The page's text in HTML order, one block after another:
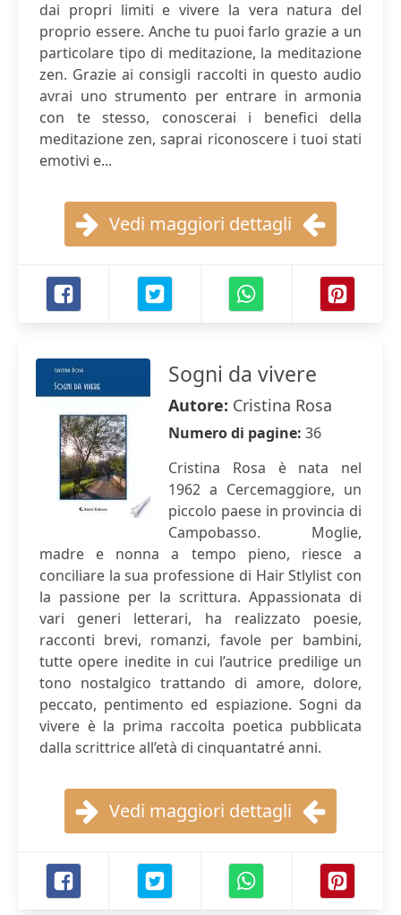
dai propri limiti e vivere la vera natura del
proprio essere. Anche tu puoi farlo grazie a un
particolare tipo di meditazione, la meditazione
zen. Grazie ai consigli raccolti in questo audio
avrai uno strumento per entrare in armonia
con te stesso, conoscerai i benefici della
meditazione zen, saprai riconoscere i tuoi stati
emotivi e...
Vedi maggiori dettagli
Sogni da vivere
Autore: Cristina Rosa
Numero di pagine: 36
Cristina Rosa è nata nel
1962 a Cercemaggiore, un
piccolo paese in provincia di
Campobasso. Moglie,
madre e nonna a tempo pieno, riesce a
conciliare la sua professione di Hair Stlylist con
la passione per la scrittura. Appassionata di
vari generi letterari, ha realizzato poesie,
racconti brevi, romanzi, favole per bambini,
tutte opere inedite in cui l’autrice predilige un
tono nostalgico trattando di amore, dolore,
peccato, pentimento ed espiazione. Sogni da
vivere è la prima raccolta poetica pubblicata
dalla scrittrice all’età di cinquantatré anni.
Vedi maggiori dettagli